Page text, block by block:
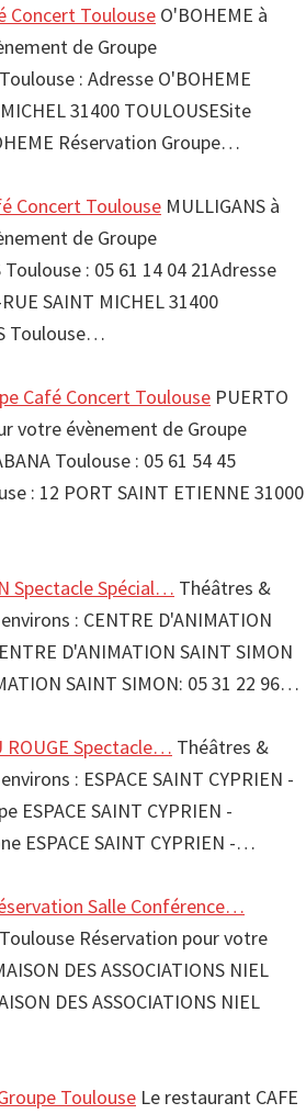
Concert Toulouse O'BOHEME à
de Groupe
: Adresse O'BOHEME
31400 TOULOUSESite
Réservation Groupe…
Concert Toulouse MULLIGANS à
de Groupe
: 05 61 14 04 21Adresse
SAINT MICHEL 31400
Toulouse…
Café Concert Toulouse PUERTO
votre évènement de Groupe
Toulouse : 05 61 54 45
: 12 PORT SAINT ETIENNE 31000
Spectacle Spécial… Théâtres &
: CENTRE D'ANIMATION
D'ANIMATION SAINT SIMON
SAINT SIMON: 05 31 22 96…
ROUGE Spectacle… Théâtres &
: ESPACE SAINT CYPRIEN -
ESPACE SAINT CYPRIEN -
ESPACE SAINT CYPRIEN -…
Salle Conférence…
Toulouse Réservation pour votre
DES ASSOCIATIONS NIEL
DES ASSOCIATIONS NIEL
Toulouse Le restaurant CAFE